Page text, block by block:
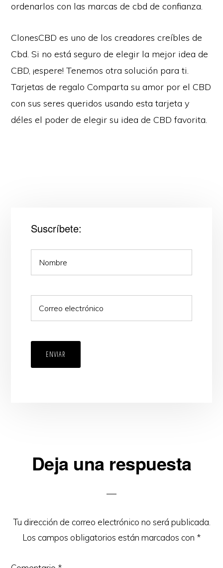
ordenarlos con las marcas de cbd de confianza.
ClonesCBD es uno de los creadores creíbles de
Cbd. Si no está seguro de elegir la mejor idea de
CBD, ¡espere! Tenemos otra solución para ti.
Tarjetas de regalo Comparta su amor por el CBD
con sus seres queridos usando esta tarjeta y
déles el poder de elegir su idea de CBD favorita.
Suscríbete:
ENVIAR
Interacciones
lectores
Deja una respuesta
Tu dirección de correo electrónico no será publicada.
Los campos obligatorios están marcados con *